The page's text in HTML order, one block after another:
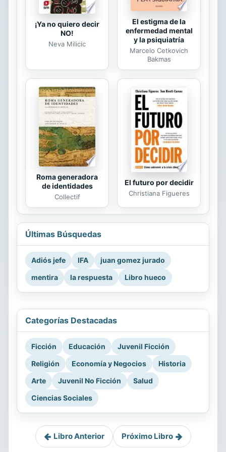
¡Ya no quiero decir
NO!
Neva Milicic
El estigma de la
enfermedad mental
y la psiquiatría
Marcelo Cetkovich
Bakmas
Roma generadora
de identidades
Collectif
El futuro por decidir
Christiana Figueres
Últimas Búsquedas
Adiós jefe IFA
juan gomez jurado
mentira
la respuesta Libro hueco
Categorías Destacadas
Ficción Educación
Juvenil Ficción
Religión
Economía y Negocios
Historia
Arte
Juvenil No Ficción
Salud
Ciencias Sociales
Libro Anterior Próximo Libro